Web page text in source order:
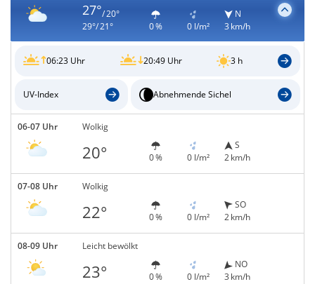
27°/ 20°
29°/ 21°
0 % 0 l/m²
N
3 km/h
06:23 Uhr 20:49 Uhr 3 h
UV-Index Abnehmende Sichel
06-07 Uhr Wolkig
20° 0 % 0 l/m²
S
2 km/h
07-08 Uhr Wolkig
22° 0 % 0 l/m²
SO
2 km/h
08-09 Uhr Leicht bewölkt
23° 0 % 0 l/m²
NO
3 km/h